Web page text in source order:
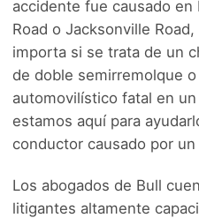
accidente fue causado en
Road o Jacksonville
importa si se trata de un
de doble semirremolque
automovilístico fatal en
estamos aquí para
conductor causado por
Los abogados de Bull
litigantes altamente